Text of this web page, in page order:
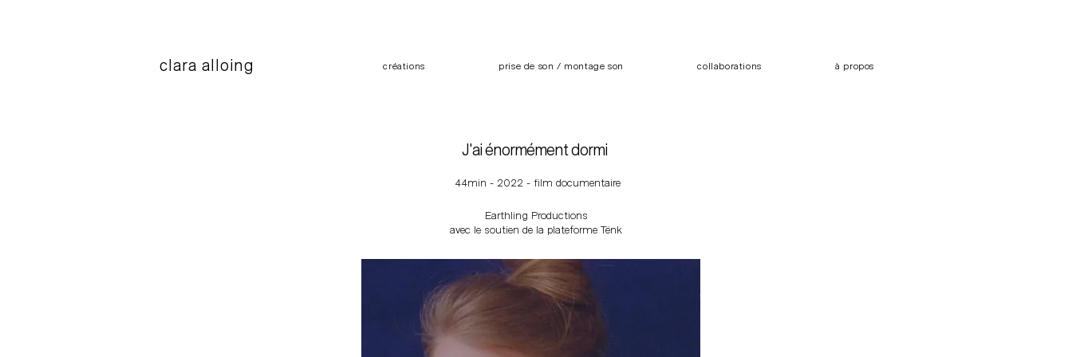
clara alloing créations prise de son / montage son collaborations à propos
J'ai énormément dormi
44min - 2022 - film documentaire
Earthling Productions
avec le soutien de la plateforme Tënk